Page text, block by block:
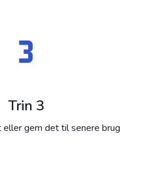
Trin 3
gem det til senere brug